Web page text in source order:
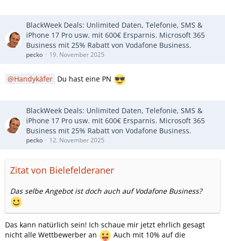
BlackWeek Deals: Unlimited Daten, Telefonie, SMS &
iPhone 17 Pro usw. mit 600€ Ersparnis. Microsoft 365
Business mit 25% Rabatt von Vodafone Business.
pecko 19. November 2025
Handykäfer Du hast eine PN
BlackWeek Deals: Unlimited Daten, Telefonie, SMS &
iPhone 17 Pro usw. mit 600€ Ersparnis. Microsoft 365
Business mit 25% Rabatt von Vodafone Business.
pecko 12. November 2025
Zitat von Bielefelderaner
Das selbe Angebot ist doch auch auf Vodafone Business?
Das kann natürlich sein! Ich schaue mir jetzt ehrlich gesagt
nicht alle Wettbewerber an
Auch mit 10% auf die